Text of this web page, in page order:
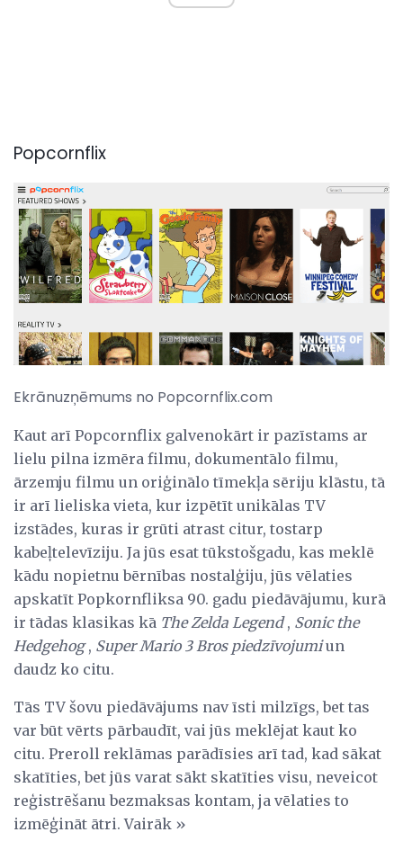
Popcornflix
Ekrānuzņēmums no Popcornflix.com
Kaut arī Popcornflix galvenokārt ir pazīstams ar
lielu pilna izmēra filmu, dokumentālo filmu,
ārzemju filmu un oriģinālo tīmekļa sēriju klāstu, tā
ir arī lieliska vieta, kur izpētīt unikālas TV
izstādes, kuras ir grūti atrast citur, tostarp
kabeļtelevīziju. Ja jūs esat tūkstošgadu, kas meklē
kādu nopietnu bērnības nostalģiju, jūs vēlaties
apskatīt Popkornfliksa 90. gadu piedāvājumu, kurā
ir tādas klasikas kā The Zelda Legend, Sonic the
Hedgehog, Super Mario 3 Bros piedzīvojumiun
daudz ko citu.
Tās TV šovu piedāvājums nav īsti milzīgs, bet tas
var būt vērts pārbaudīt, vai jūs meklējat kaut ko
citu. Preroll reklāmas parādīsies arī tad, kad sākat
skatīties, bet jūs varat sākt skatīties visu, neveicot
reģistrēšanu bezmaksas kontam, ja vēlaties to
izmēģināt ātri. Vairāk »